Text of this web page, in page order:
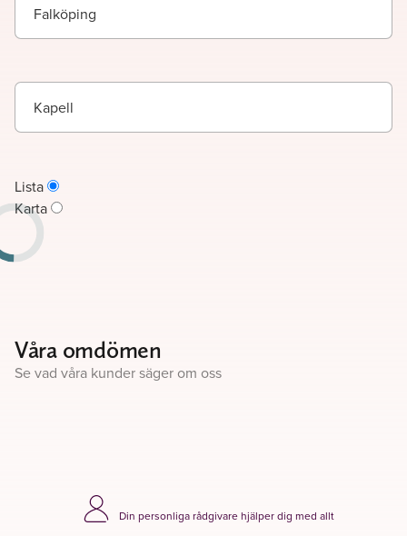
Falköping
Kapell
Lista
Karta
Våra omdömen
Se vad våra kunder säger om oss
Din personliga rådgivare hjälper dig med allt